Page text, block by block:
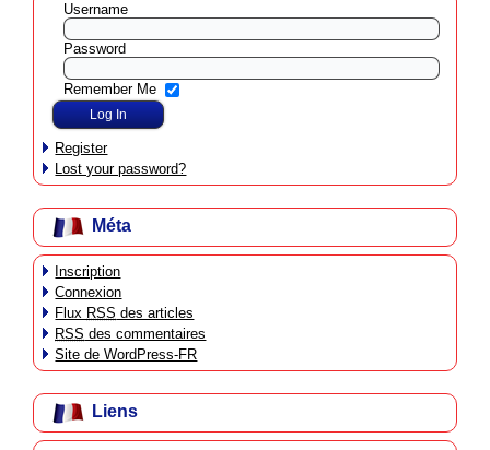
Username
Password
Remember Me
Register
Lost your password?
Méta
Inscription
Connexion
Flux RSS des articles
RSS des commentaires
Site de WordPress-FR
Liens